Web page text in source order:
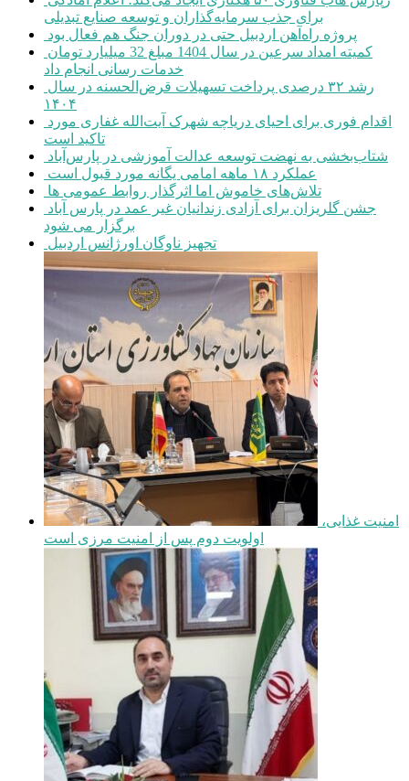
برای جذب سرمایه‌گذاران و توسعه صنایع تبدیلی
پروژه راه‌آهن اردبیل حتی در دوران جنگ هم فعال بود
خدمات رسانی انجام داد
۱۴۰۴
تاکید است
شتاب‌بخشی به نهضت توسعه عدالت آموزشی در پارس‌آباد
عملکرد ۱۸ ماهه امامی یگانه مورد قبول است
تلاش‌های خاموش اما اثرگذار روابط عمومی ها
برگزار می شود
تجهیز ناوگان اورژانس اردبیل
اولویت دوم پس از امنیت مرزی است